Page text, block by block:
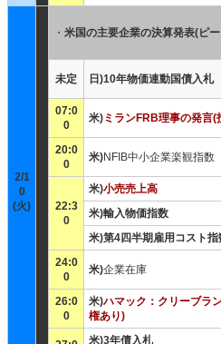
2/1
0
(火)
・ 米国の主要企業の決算発表(ピ
未定 日)10年物価連動国債入札
07:0
0
米) ミランFRB理事の発言(
20:0
0
米)NFIB中小企業楽観指数
22:3
0
米)小売売上高
米)輸入物価指数
米)第4四半期雇用コスト指
24:0
0
米)企業在庫
26:0
0
米)ハマック：クリーブラ
権あり)
米)3年債入札